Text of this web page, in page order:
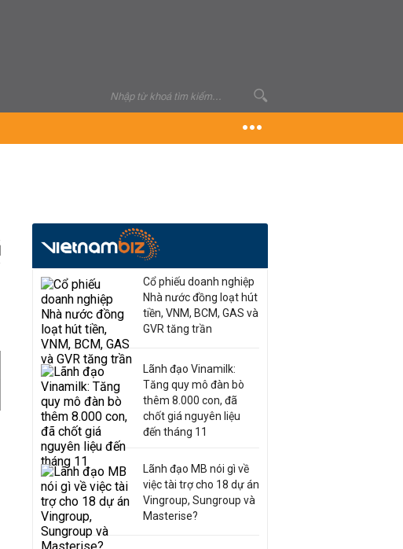
Cổ phiếu doanh nghiệp
Nhà nước đồng loạt hút
tiền, VNM, BCM, GAS và
GVR tăng trần
Lãnh đạo Vinamilk:
Tăng quy mô đàn bò
thêm 8.000 con, đã
chốt giá nguyên liệu
đến tháng 11
Lãnh đạo MB nói gì về
việc tài trợ cho 18 dự án
Vingroup, Sungroup và
Masterise?